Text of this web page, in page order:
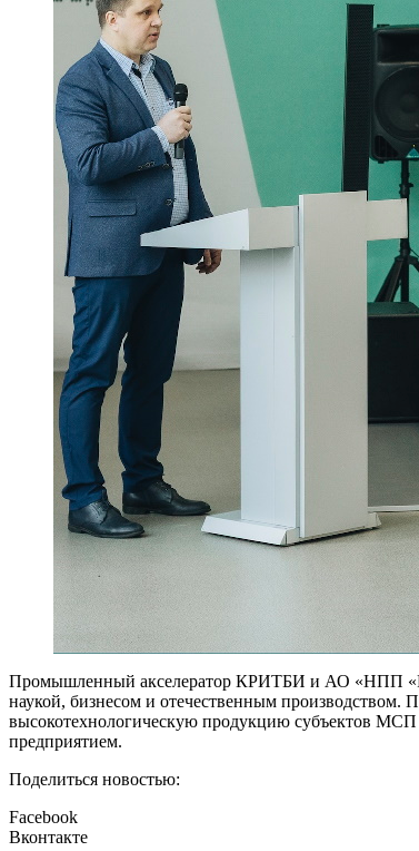
Промышленный акселератор КРИТБИ и АО «НПП
наукой, бизнесом и отечественным производством.
высокотехнологическую продукцию субъектов МСП
предприятием.
Поделиться новостью:
Facebook
Вконтакте